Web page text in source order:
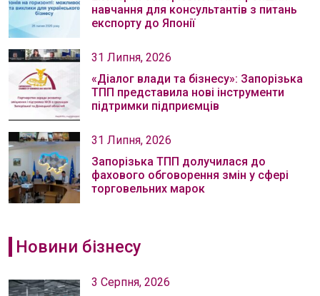
навчання для консультантів з питань
експорту до Японії
31 Липня, 2026
«Діалог влади та бізнесу»: Запорізька
ТПП представила нові інструменти
підтримки підприємців
31 Липня, 2026
Запорізька ТПП долучилася до
фахового обговорення змін у сфері
торговельних марок
Новини бізнесу
3 Серпня, 2026